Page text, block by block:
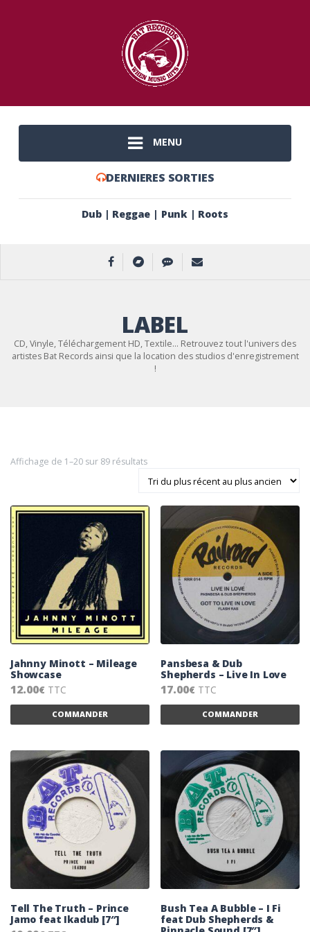
MENU
DERNIERES SORTIES
Dub | Reggae | Punk | Roots
LABEL
CD, Vinyle, Téléchargement HD, Textile... Retrouvez tout l'univers des
artistes Bat Records ainsi que la location des studios d'enregistrement
!
Affichage de 1–20 sur 89 résultatsTrié du plus récent au plus ancien
Jahnny Minott – Mileage
Showcase
12.00€ TTC
COMMANDER
Ce produit a plusieurs variations. Les
Pansbesa & Dub
Shepherds – Live In Love
17.00€ TTC
COMMANDER
Tell The Truth – Prince
Jamo feat Ikadub [7″]
Bush Tea A Bubble – I Fi
feat Dub Shepherds &